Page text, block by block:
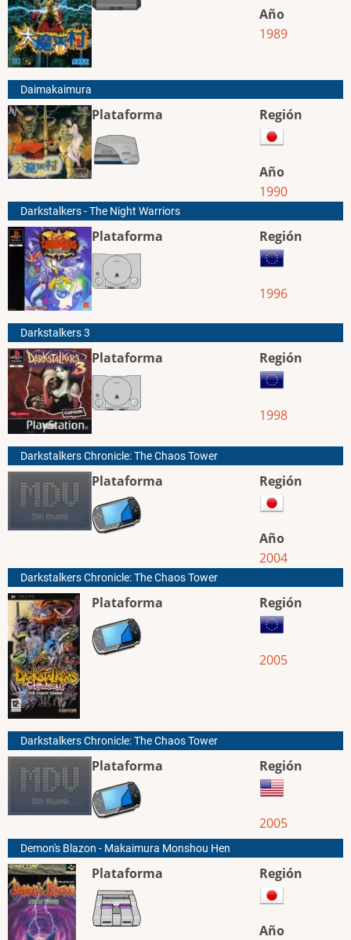
Año
1989
Daimakaimura
Plataforma Región
Año
1990
Darkstalkers - The Night Warriors
Plataforma Región
1996
Darkstalkers 3
Plataforma Región
1998
Darkstalkers Chronicle: The Chaos Tower
Plataforma Región
Año
2004
Darkstalkers Chronicle: The Chaos Tower
Plataforma Región
2005
Darkstalkers Chronicle: The Chaos Tower
Plataforma Región
2005
Demon's Blazon - Makaimura Monshou Hen
Plataforma Región
Año